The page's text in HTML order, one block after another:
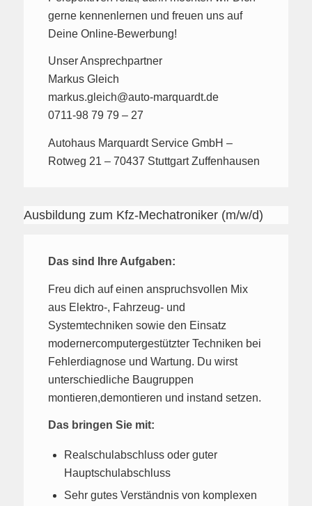
gerne kennenlernen und freuen uns auf
Deine Online-Bewerbung!
Unser Ansprechpartner
Markus Gleich
markus.gleich@auto-marquardt.de
0711-98 79 79 – 27
Autohaus Marquardt Service GmbH –
Rotweg 21 – 70437 Stuttgart Zuffenhausen
Ausbildung zum Kfz-Mechatroniker (m/w/d)
Das sind Ihre Aufgaben:
Freu dich auf einen anspruchsvollen Mix
aus Elektro-, Fahrzeug- und
Systemtechniken sowie den Einsatz
modernercomputergestützter Techniken bei
Fehlerdiagnose und Wartung. Du wirst
unterschiedliche Baugruppen
montieren,demontieren und instand setzen.
Das bringen Sie mit:
Realschulabschluss oder guter
Hauptschulabschluss
Sehr gutes Verständnis von komplexen